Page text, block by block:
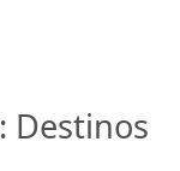
: Destinos